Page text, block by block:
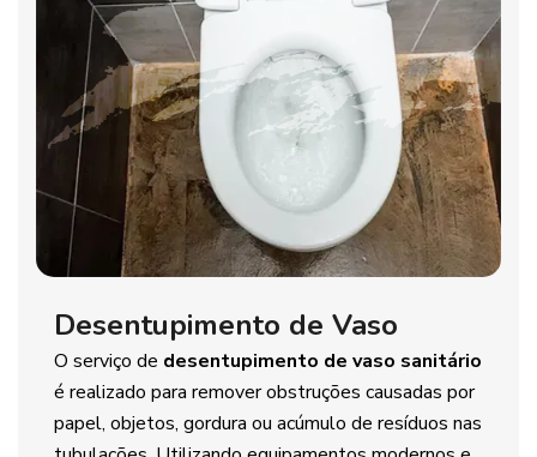
Desentupimento de Vaso
O serviço de desentupimento de vaso sanitário
é realizado para remover obstruções causadas por
papel, objetos, gordura ou acúmulo de resíduos nas